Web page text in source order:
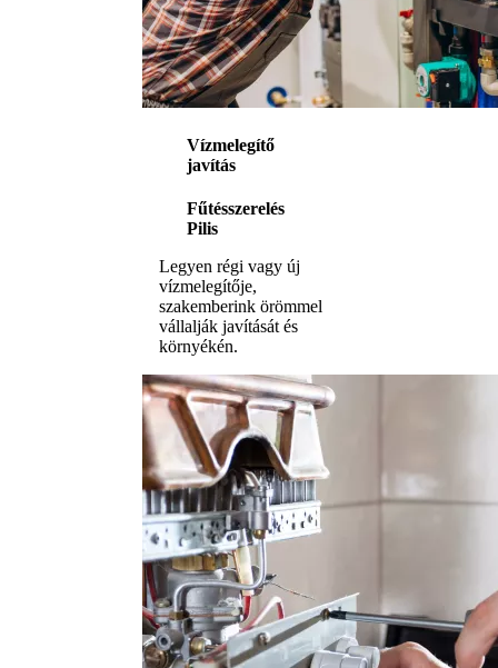
Vízmelegítő
javítás
Fűtésszerelés
Pilis
Legyen régi vagy új
vízmelegítője,
szakemberink örömmel
vállalják javítását és
környékén.